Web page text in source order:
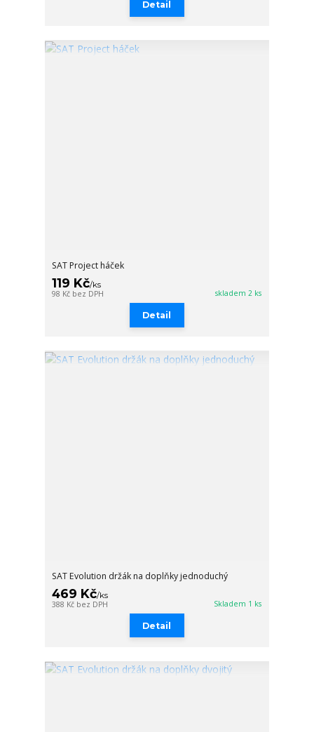
Detail
SAT Project háček
119 Kč/ks
98 Kč bez DPH skladem 2 ks
Detail
SAT Evolution držák na doplňky jednoduchý
469 Kč/ks
388 Kč bez DPH Skladem 1 ks
Detail